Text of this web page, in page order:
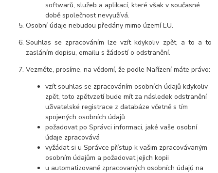
softwarů, služeb a aplikací, které však v současné
době společnost nevyužívá.
Osobní údaje nebudou předány mimo území EU.
Souhlas se zpracováním lze vzít kdykoliv zpět, a to a to
zasláním dopisu, emailu s žádostí o odstranění.
Vezměte, prosíme, na vědomí, že podle Nařízení máte právo:
vzít souhlas se zpracováním osobních údajů kdykoliv
zpět, toto zpětvzetí bude mít za následek odstranění
uživatelské registrace z databáze včetně s tím
spojených osobních údajů
požadovat po Správci informaci, jaké vaše osobní
údaje zpracovává
vyžádat si u Správce přístup k vašim zpracovávaným
osobním údajům a požadovat jejich kopii
u automatizovaně zpracovaných osobních údajů na